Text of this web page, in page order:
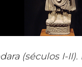
(séculos I-